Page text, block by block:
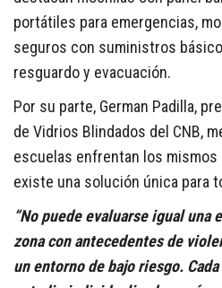
portátiles para emergencias,
seguros con suministros
resguardo y evacuación.
Por su parte, German Padilla,
de Vidrios Blindados del CNB,
escuelas enfrentan los
existe una solución única para
“No puede evaluarse igual una
zona con antecedentes de
un entorno de bajo riesgo.